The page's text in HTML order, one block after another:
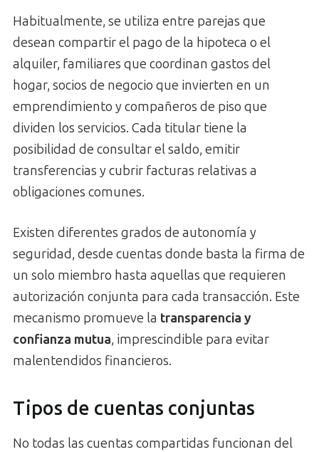
Habitualmente, se utiliza entre parejas que
desean compartir el pago de la hipoteca o el
alquiler, familiares que coordinan gastos del
hogar, socios de negocio que invierten en un
emprendimiento y compañeros de piso que
dividen los servicios. Cada titular tiene la
posibilidad de consultar el saldo, emitir
transferencias y cubrir facturas relativas a
obligaciones comunes.
Existen diferentes grados de autonomía y
seguridad, desde cuentas donde basta la firma de
un solo miembro hasta aquellas que requieren
autorización conjunta para cada transacción. Este
mecanismo promueve la transparencia y
confianza mutua, imprescindible para evitar
malentendidos financieros.
Tipos de cuentas conjuntas
No todas las cuentas compartidas funcionan del